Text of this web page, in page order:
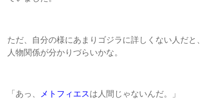
ただ、自分の様にあまりゴジラに詳しくない人だと、
人物関係が分かりづらいかな。
「あっ、 メトフィエス は人間じゃないんだ。」